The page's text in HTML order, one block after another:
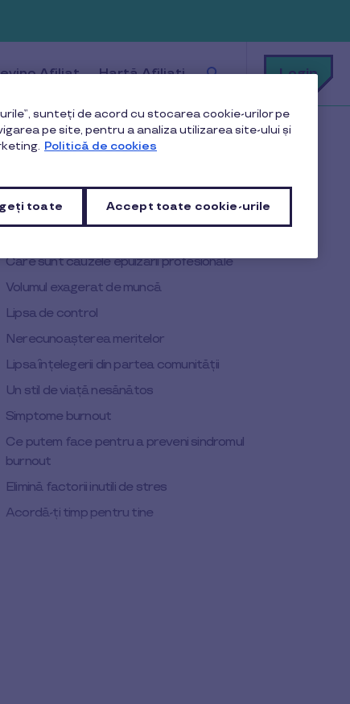
Afiliat Hartă Afiliați
ce
ajuta?
Login
Care sunt cauzele epuizării profesionale
Volumul exagerat de muncă
Lipsa de control
Nerecunoașterea meritelor
Lipsa înțelegerii din partea comunității
Un stil de viață nesănătos
Simptome burnout
Ce putem face pentru a preveni sindromul
burnout
Elimină factorii inutili de stres
Acordă-ți timp pentru tine
sunteți de acord cu stocarea cookie-urilor pe
pe site, pentru a analiza utilizarea site-ului și
Politică de cookies
toate Accept toate cookie-urile